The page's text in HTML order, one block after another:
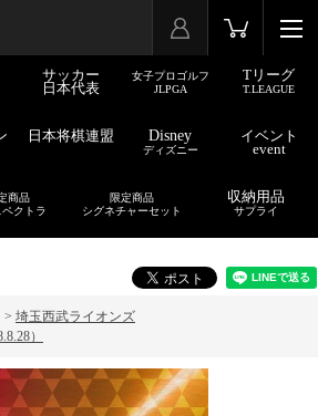
サッカー
日本代表
女子プロゴルフ
JLPGA
Tリーグ
T.LEAGUE
日本将棋連盟 Disney
ディズニー
イベント
event
商品
ペクトラ
限定商品
シグネチャーセット
収納用品
サプライ
> 埼玉西武ライオンズ
）